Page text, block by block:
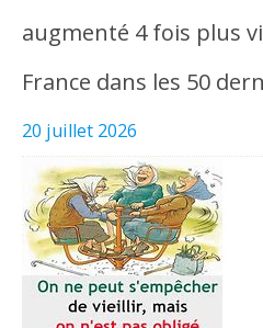
augmenté 4 fois plus
France dans les 50
20 juillet 2026